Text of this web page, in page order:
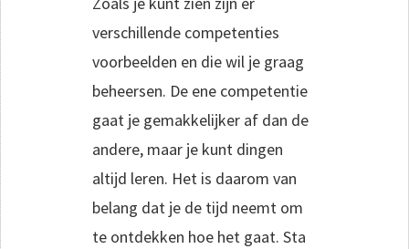
verschillende competenties
voorbeelden en die wil je graag
beheersen. De ene competentie
gaat je gemakkelijker af dan de
andere, maar je kunt dingen
altijd leren. Het is daarom van
belang dat je de tijd neemt om
te ontdekken hoe het gaat. Sta